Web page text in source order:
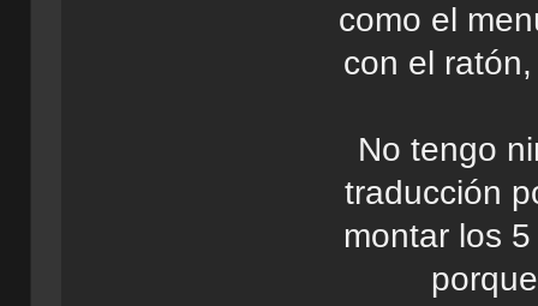
como el
con el
No tengo
traducción
montar los